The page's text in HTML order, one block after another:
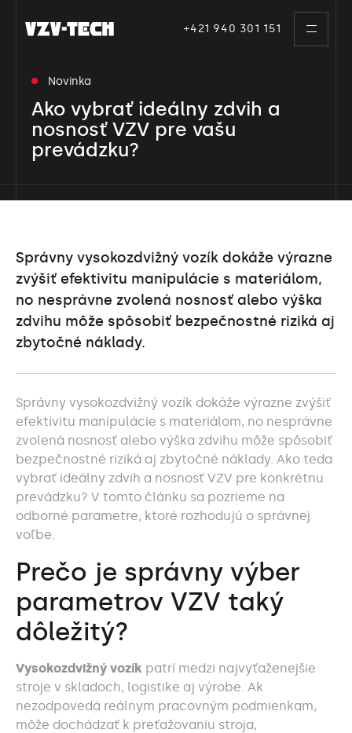
+421 940 301 151
toggle
Novinka
Ako vybrať ideálny zdvih a
nosnosť VZV pre vašu
prevádzku?
Správny vysokozdvižný vozík dokáže výrazne
zvýšiť efektivitu manipulácie s materiálom,
no nesprávne zvolená nosnosť alebo výška
zdvihu môže spôsobiť bezpečnostné riziká aj
zbytočné náklady.
Správny vysokozdvižný vozík dokáže výrazne zvýšiť
efektivitu manipulácie s materiálom, no nesprávne
zvolená nosnosť alebo výška zdvihu môže spôsobiť
bezpečnostné riziká aj zbytočné náklady. Ako teda
vybrať ideálny zdvih a nosnosť VZV pre konkrétnu
prevádzku? V tomto článku sa pozrieme na
odborné parametre, ktoré rozhodujú o správnej
voľbe.
Prečo je správny výber
parametrov VZV taký
dôležitý?
Vysokozdvižný vozík patrí medzi najvyťaženejšie
stroje v skladoch, logistike aj výrobe. Ak
nezodpovedá reálnym pracovným podmienkam,
môže dochádzať k preťažovaniu stroja,